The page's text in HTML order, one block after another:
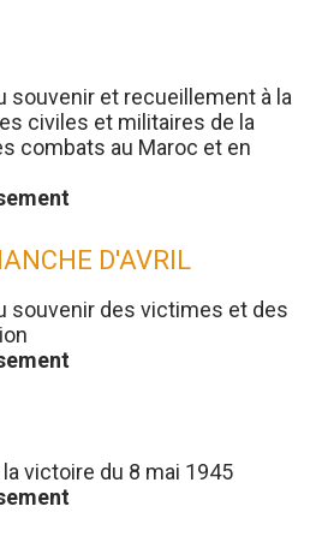
souvenir et recueillement à la
civiles et militaires de la
combats au Maroc et en
D'AVRIL
souvenir des victimes et des
victoire du 8 mai 1945